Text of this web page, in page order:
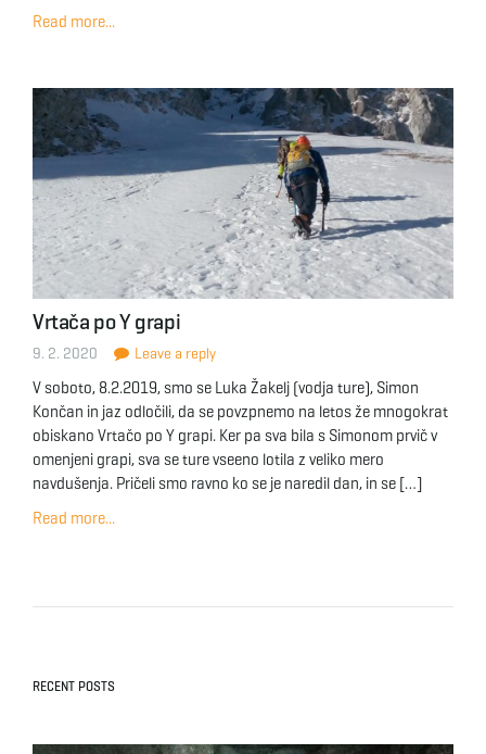
n
Read more...
Vrtača po Y grapi
9. 2. 2020 Leave a reply
V soboto, 8.2.2019, smo se Luka Žakelj (vodja ture), Simon
Končan in jaz odločili, da se povzpnemo na letos že mnogokrat
obiskano Vrtačo po Y grapi. Ker pa sva bila s Simonom prvič v
omenjeni grapi, sva se ture vseeno lotila z veliko mero
navdušenja. Pričeli smo ravno ko se je naredil dan, in se […]
Read more...
RECENT POSTS